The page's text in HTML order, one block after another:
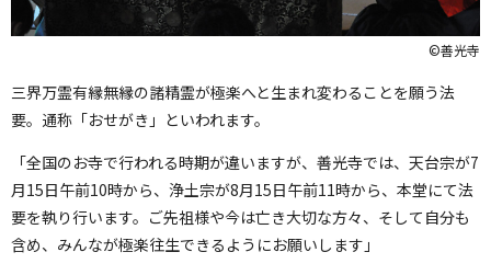
©善光寺
三界万霊有縁無縁の諸精霊が極楽へと生まれ変わることを願う法
要。通称「おせがき」といわれます。
「全国のお寺で行われる時期が違いますが、善光寺では、天台宗が7
月15日午前10時から、浄土宗が8月15日午前11時から、本堂にて法
要を執り行います。ご先祖様や今は亡き大切な方々、そして自分も
含め、みんなが極楽往生できるようにお願いします」